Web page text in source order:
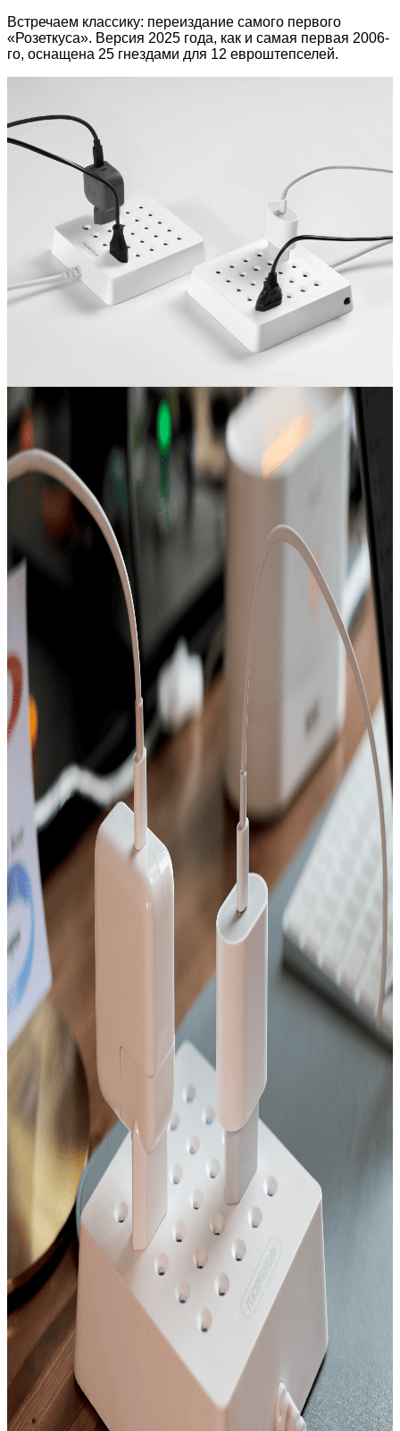
Встречаем классику: переиздание самого первого
«Розеткуса». Версия 2025 года, как и самая первая 2006-
го, оснащена 25 гнездами для 12 евроштепселей.